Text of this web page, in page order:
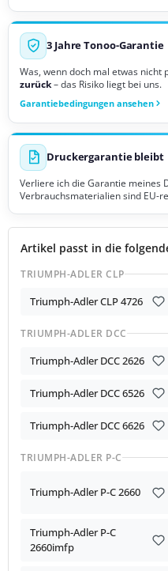
3 Jahre Tonoo-Garantie
Was, wenn doch mal etwas nicht
zurück – das Risiko liegt bei uns.
Garantiebedingungen ansehen
Druckergarantie bleibt
Verliere ich die Garantie meines
Verbrauchsmaterialien sind EU-
Artikel passt in die
TRIUMPH-ADLER CLP
Triumph-Adler CLP 4726
TRIUMPH-ADLER DCC
Triumph-Adler DCC 2626
Triumph-Adler DCC 6526
Triumph-Adler DCC 6626
TRIUMPH-ADLER P-C
Triumph-Adler P-C 2660
Triumph-Adler P-C
2660imfp